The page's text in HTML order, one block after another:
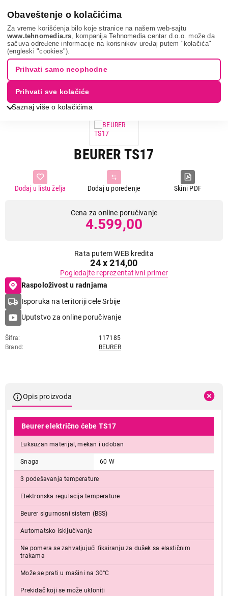
Obaveštenje o kolačićima
Za vreme korišćenja bilo koje stranice na našem web-sajtu
www.tehnomedia.rs , kompanija Tehnomedia centar d.o.o. može da
sačuva određene informacije na korisnikov uređaj putem "kolačića"
(engleski "cookies").
Saznaj više o kolačićima
Prihvati samo neophodne
Prihvati sve kolačiće
Nega tela, lepota i zdravlje Masažeri Grejna cebad
Beurer
ts17...
BEURER TS17
Skini PDF
Dodaj u poređenje
Dodaj u listu želja
Cena za online poručivanje
4.599,00
Rata putem WEB kredita
24 x 214,00
Pogledajte reprezentativni primer
Raspoloživost u radnjama
Isporuka na teritoriji cele Srbije
Uputstvo za online poručivanje
Šifra
117185
Brand
BEURER
Opis proizvoda
Beurer električno ćebe TS17
Luksuzan materijal, mekan i udoban
Snaga 60 W
3 podešavanja temperature
Elektronska regulacija temperature
Beurer sigurnosni sistem (BSS)
Automatsko isključivanje
Ne pomera se zahvaljujući fiksiranju za dušek sa elastičnim
trakama
Može se prati u mašini na 30°C
Prekidač koji se može ukloniti